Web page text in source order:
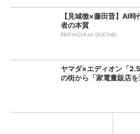
【見城徹×藤田晋】AI
者の本質
PR(FINCHI on GOETHE)
ヤマダ×エディオン「
の街から「家電量販店